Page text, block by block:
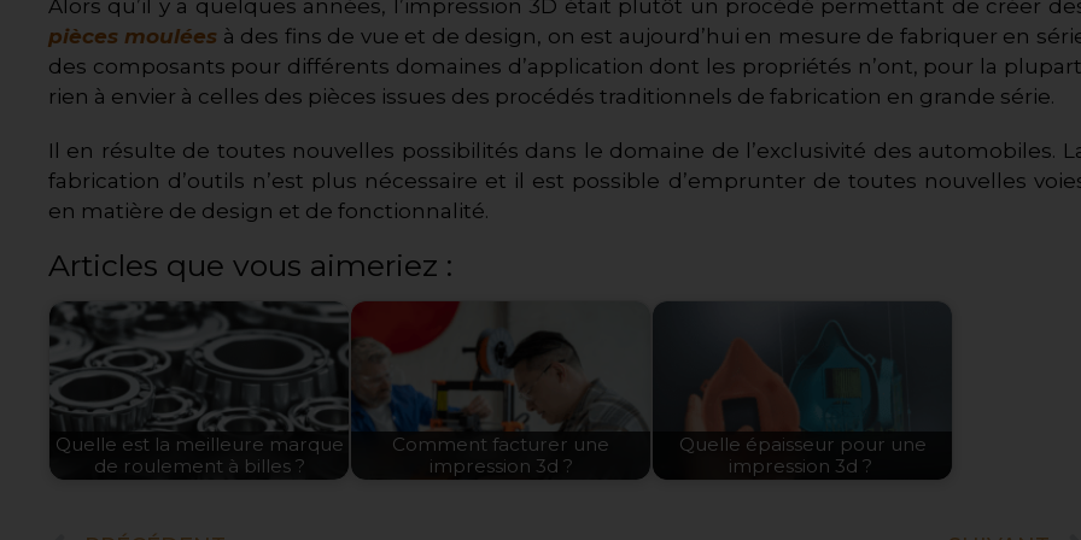
Alors qu’il y a quelques années, l’impression 3D était plutôt un procédé permettant de créer
pièces moulées à des fins de vue et de design, on est aujourd’hui en mesure de fabriquer en
des composants pour différents domaines d’application dont les propriétés n’ont, pour la
rien à envier à celles des pièces issues des procédés traditionnels de fabrication en grande série.
Il en résulte de toutes nouvelles possibilités dans le domaine de l’exclusivité des automobiles.
fabrication d’outils n’est plus nécessaire et il est possible d’emprunter de toutes nouvelles
en matière de design et de fonctionnalité.
Articles que vous aimeriez :
Quelle est la meilleure marque
de roulement à billes ?
Comment facturer une
impression 3d ?
Quelle épaisseur pour une
impression 3d ?